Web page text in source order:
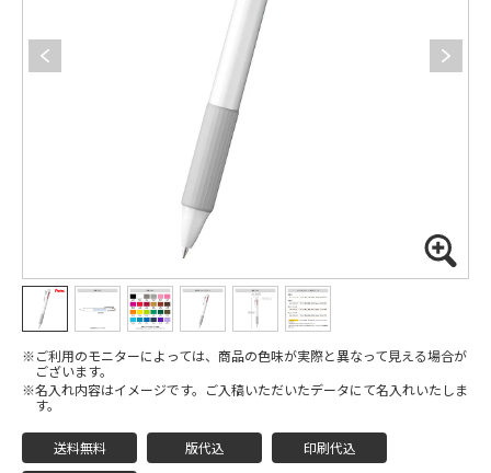
ご利用のモニターによっては、商品の色味が実際と異なって見える場合が
ございます。
名入れ内容はイメージです。ご入稿いただいたデータにて名入れいたしま
す。
送料無料 版代込 印刷代込